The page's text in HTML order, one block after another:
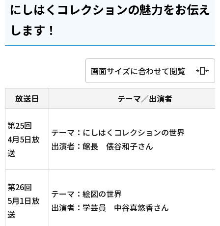
にしはくコレクションの魅力をお伝え
します！
画面サイズに合わせて閲覧
放送日 テーマ／出演者
第25回
4月5日放
送
テーマ：にしはくコレクションの世界
出演者：館長 俵谷和子さん
第26回
5月1日放
送
テーマ：絵図の世界
出演者：学芸員 中谷真悠香さん